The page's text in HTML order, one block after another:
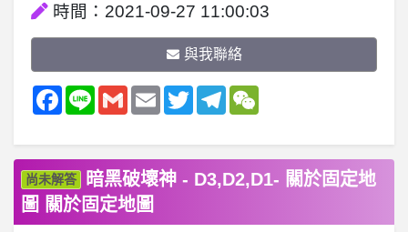
時間：2021-09-27 11:00:03
與我聯絡
Facebook
Line GmailEmail TwitterTelegramWeChat
尚未解答
暗黑破壞神 - D3,D2,D1- 關於固定地
圖 關於固定地圖